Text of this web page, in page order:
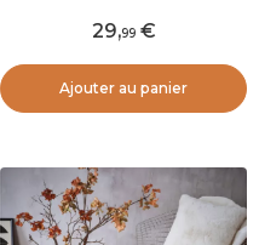
29,99
Ajouter au panier